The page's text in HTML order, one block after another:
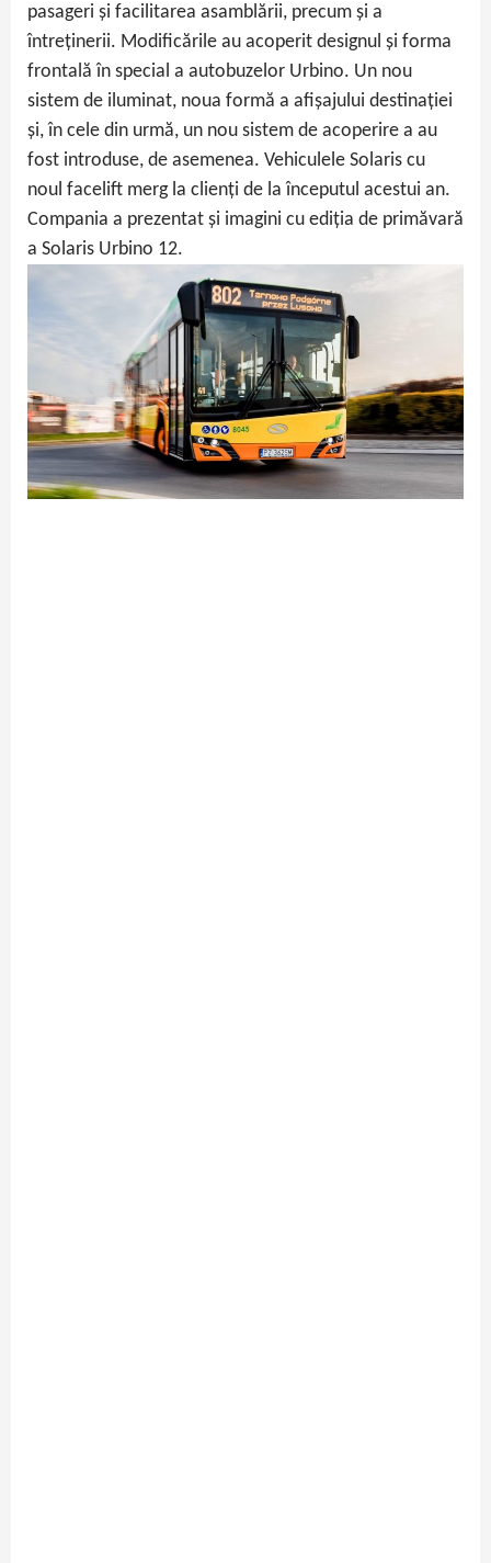
pasageri și facilitarea asamblării, precum și a
întreținerii. Modificările au acoperit designul și forma
frontală în special a autobuzelor Urbino. Un nou
sistem de iluminat, noua formă a afișajului destinației
și, în cele din urmă, un nou sistem de acoperire a au
fost introduse, de asemenea. Vehiculele Solaris cu
noul facelift merg la clienți de la începutul acestui an.
Compania a prezentat și imagini cu ediția de primăvară
a Solaris Urbino 12.